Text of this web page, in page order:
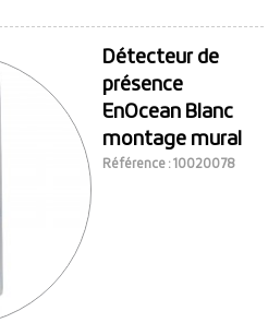
Détecteur de
présence
EnOcean Blanc
montage mural
Référence : 10020078